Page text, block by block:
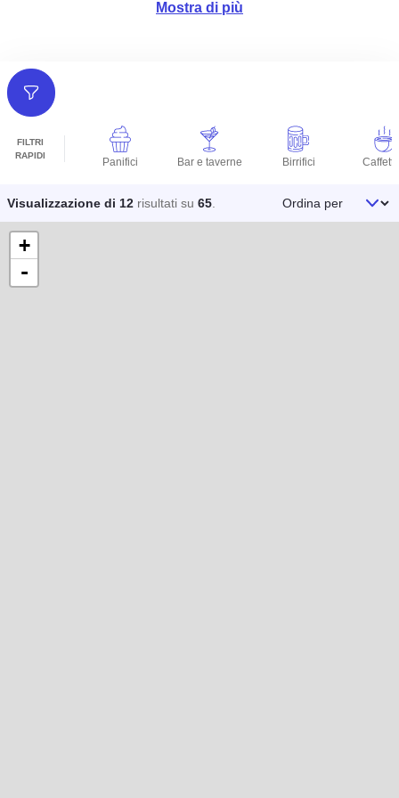
Mostra di più
FILTRI
RAPIDI
Panifici Bar e taverne Birrifici
Filtri
Visualizzazione di 12 risultati su 65 Ordina per
+
-